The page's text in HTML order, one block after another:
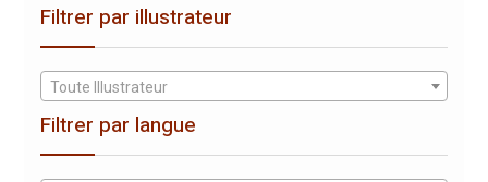
Filtrer par illustrateur
Toute Illustrateur
Filtrer par langue